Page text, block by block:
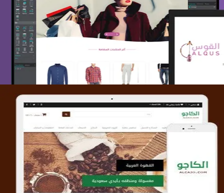
تصميم متجر القوس
التفاصيل
تصميم متجر الكاجو
التفاصيل